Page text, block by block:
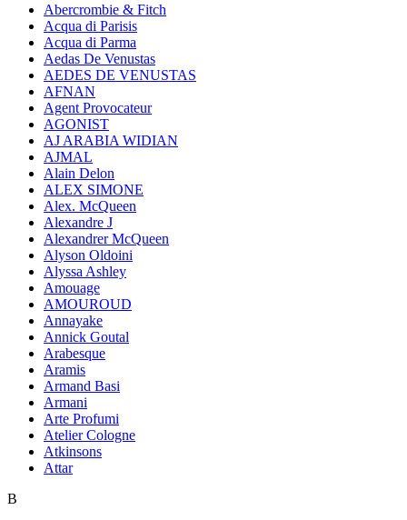
Abercrombie & Fitch
Acqua di Parisis
Acqua di Parma
Aedas De Venustas
AEDES DE VENUSTAS
AFNAN
Agent Provocateur
AGONIST
AJ ARABIA WIDIAN
AJMAL
Alain Delon
ALEX SIMONE
Alex. McQueen
Alexandre J
Alexandrer McQueen
Alyson Oldoini
Alyssa Ashley
Amouage
AMOUROUD
Annayake
Annick Goutal
Arabesque
Aramis
Armand Basi
Armani
Arte Profumi
Atelier Cologne
Atkinsons
Attar
B